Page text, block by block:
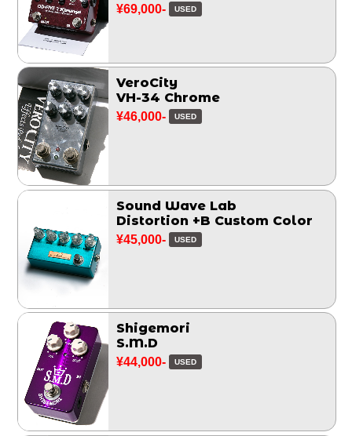
¥69,000- USED
VeroCity
VH-34 Chrome
¥46,000- USED
Sound Wave Lab
Distortion +B Custom Color
¥45,000- USED
Shigemori
S.M.D
¥44,000- USED